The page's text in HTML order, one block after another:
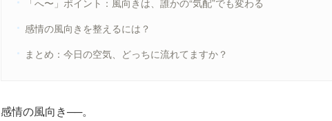
感情の風向きを整えるには？
まとめ：今日の空気、どっちに流れてますか？
感情の風向き──。